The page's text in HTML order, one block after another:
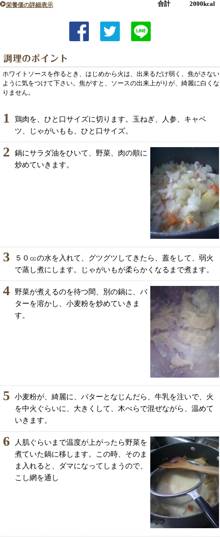
栄養価の詳細表示 合計 2000kcal
ホワイトソースを作るとき、はじめから火は、出来るだけ弱く、焦がさない
ように気をつけて下さい。焦がすと、ソースの出来上がりが、綺麗に白くな
りません。
1
鶏肉を、ひと口サイズに切ります。玉ねぎ、人参、キャベ
ツ、じゃがいもも、ひと口サイズ。
2
鍋にサラダ油をひいて、野菜、肉の順に
炒めていきます。
3
５０㏄の水を入れて、グツグツしてきたら、蓋をして、弱火
で蒸し煮にします。じゃがいもが柔らかくなるまで煮ます。
4
野菜が煮えるのを待つ間、別の鍋に、バ
ターを溶かし、小麦粉を炒めていきま
す。
5
小麦粉が、綺麗に、バターとなじんだら、牛乳を注いで、火
を中火ぐらいに、大きくして、木べらで混ぜながら、温めて
いきます。
6
人肌ぐらいまで温度が上がったら野菜を
煮ていた鍋に移します。この時、そのま
ま入れると、ダマになってしまうので、
こし網を通し